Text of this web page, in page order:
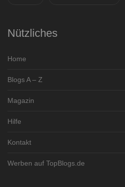
Nützliches
Home
Blogs A – Z
Magazin
Hilfe
Kontakt
Werben auf TopBlogs.de